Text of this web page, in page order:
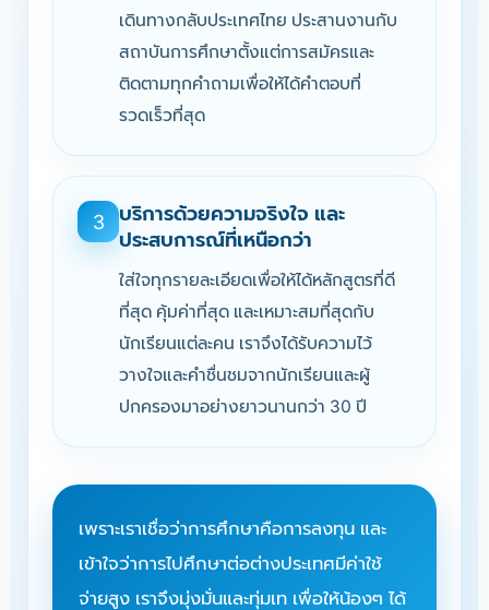
เดินทางกลับประเทศไทย ประสานงานกับ
สถาบันการศึกษาตั้งแต่การสมัครและ
ติดตามทุกคำถามเพื่อให้ได้คำตอบที่
รวดเร็วที่สุด
3
บริการด้วยความจริงใจ และ
ประสบการณ์ที่เหนือกว่า
ใส่ใจทุกรายละเอียดเพื่อให้ได้หลักสูตรที่ดี
ที่สุด คุ้มค่าที่สุด และเหมาะสมที่สุดกับ
นักเรียนแต่ละคน เราจึงได้รับความไว้
วางใจและคำชื่นชมจากนักเรียนและผู้
ปกครองมาอย่างยาวนานกว่า 30 ปี
เพราะเราเชื่อว่าการศึกษาคือการลงทุน และ
เข้าใจว่าการไปศึกษาต่อต่างประเทศมีค่าใช้
จ่ายสูง เราจึงมุ่งมั่นและทุ่มเท เพื่อให้น้องๆ ได้